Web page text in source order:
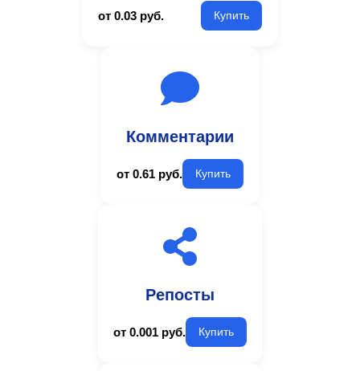
от 0.03 руб. Купить
Комментарии
от 0.61 руб. Купить
Репосты
от 0.001 руб. Купить